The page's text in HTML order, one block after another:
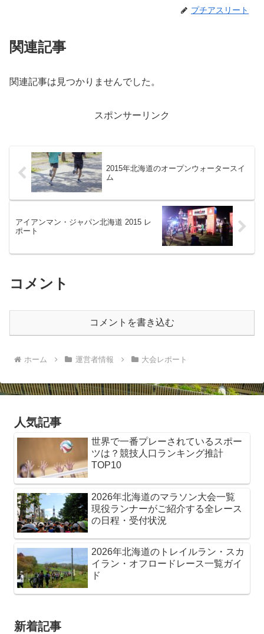
プチアスリート
関連記事
関連記事は見つかりませんでした。
スポンサーリンク
2015年北海道のオープンウォータースイ
ム
アイアンマン・ジャパン北海道 2015 レ
ポート
コメント
コメントを書き込む
ホーム 運営者情報 大会レポート
人気記事
世界で一番プレーされているスポー
ツは？競技人口ランキング推計
TOP10
2026年北海道のマラソン大会一覧
現役ランナーがご紹介する全レース
の日程・受付状況
2026年北海道のトレイルラン・スカ
イラン・オフロードレース一覧ガイ
ド
新着記事